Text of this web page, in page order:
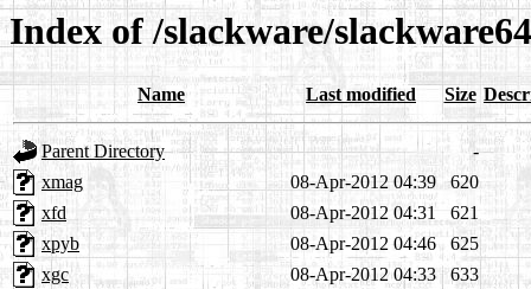
Index of /slackware/
Name Last modified Size
Parent Directory
-
xmag
08-Apr-2012 04:39
620
xfd
08-Apr-2012 04:31
621
xpyb
08-Apr-2012 04:46
625
xgc
08-Apr-2012 04:33
633